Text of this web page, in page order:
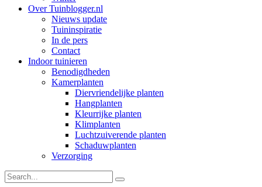
Over Tuinblogger.nl
Nieuws update
Tuininspiratie
In de pers
Contact
Indoor tuinieren
Benodigdheden
Kamerplanten
Diervriendelijke planten
Hangplanten
Kleurrijke planten
Klimplanten
Luchtzuiverende planten
Schaduwplanten
Verzorging